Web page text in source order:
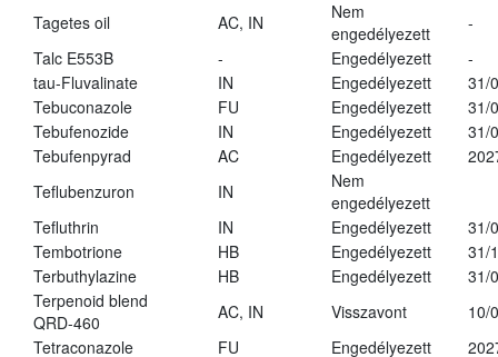
Tagetes oil
AC, IN
Nem
engedélyezett
-
Talc E553B
- Engedélyezett
-
tau-Fluvalinate
IN Engedélyezett
31/
Tebuconazole
FU Engedélyezett
31/
Tebufenozide
IN Engedélyezett
31/
Tebufenpyrad
AC Engedélyezett
Teflubenzuron
IN
Nem
engedélyezett
Tefluthrin
IN Engedélyezett
31/
Tembotrione
HB Engedélyezett
31/
Terbuthylazine
HB Engedélyezett
31/
Terpenoid blend
QRD-460
AC, IN Visszavont
10/
Tetraconazole
FU Engedélyezett